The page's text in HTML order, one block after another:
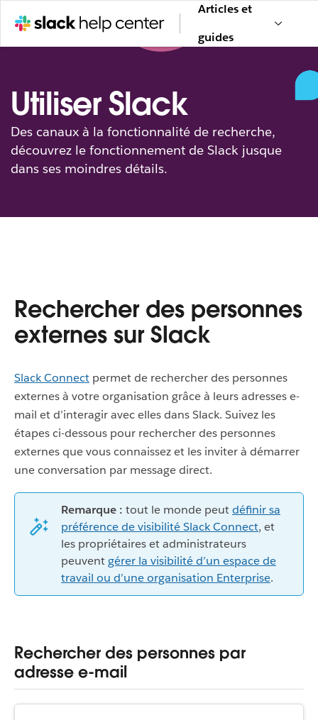
Articles et
guides
Utiliser Slack
Des canaux à la fonctionnalité de recherche,
découvrez le fonctionnement de Slack jusque
dans ses moindres détails.
Rechercher des personnes
externes sur Slack
Slack Connect permet de rechercher des personnes
externes à votre organisation grâce à leurs adresses e-
mail et d’interagir avec elles dans Slack. Suivez les
étapes ci-dessous pour rechercher des personnes
externes que vous connaissez et les inviter à démarrer
une conversation par message direct.
Remarque : tout le monde peutdéfinir sa
préférence de visibilité Slack Connect, et
les propriétaires et administrateurs
peuventgérer la visibilité d’un espace de
travail ou d’une organisation Enterprise.
Rechercher des personnes par
adresse e-mail